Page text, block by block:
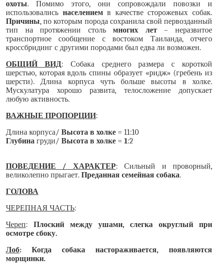
охоты. Помимо этого, они сопровождали повозки и
использовались населениемв качестве сторожевых собак.
Причины, по которым порода сохранила свой первозданный
тип на протяжении стольмногих лет– неразвитое
транспортное сообщение с востоком Таиланда, отчего
кроссбридинг с другими породами был едва ли возможен.
ОБЩИЙ ВИД: Собака среднего размера с короткой
шерстью, которая вдоль спины образует «ридж» (гребень из
шерсти). Длина корпуса чуть больше высоты в холке.
Мускулатура хорошо развита, телосложение допускает
любую активность.
ВАЖНЫЕ ПРОПОРЦИИ:
Длина корпуса/ Высота в холке = 11:10
Глубина груди/ Высота в холке = 1:2
ПОВЕДЕНИЕ / ХАРАКТЕР: Сильный и проворный,
великолепно прыгает. Преданная семейная собака.
ГОЛОВА
ЧЕРЕПНАЯ ЧАСТЬ:
Череп: Плоский между ушами, слегка округлый при
осмотре сбоку.
Лоб: Когда собака настораживается, появляются
морщинки.